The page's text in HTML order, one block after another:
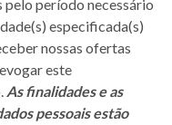
pelo período necessário
especificada(s)
nossas ofertas
este
As finalidades e as
pessoais estão